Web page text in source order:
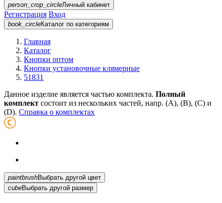
person_crop_circleЛичный кабинет
Регистрация Вход
book_circleКаталог по категориям
Главная
Каталог
Кнопки оптом
Кнопки установочные клямерные
51831
Данное изделие является частью комплекта. Полный
комплект состоит из нескольких частей, напр. (А), (B), (С) и
(D). Справка о комплектах
paintbrush
Выбрать другой цвет
cubeВыбрать другой размер